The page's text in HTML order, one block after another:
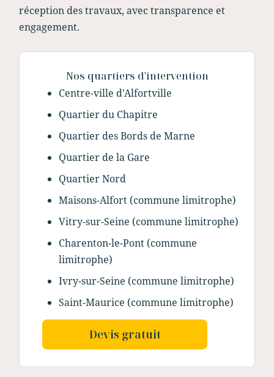
réception des travaux, avec transparence et
engagement.
Nos quartiers d'intervention
Centre-ville d'Alfortville
Quartier du Chapitre
Quartier des Bords de Marne
Quartier de la Gare
Quartier Nord
Maisons-Alfort (commune limitrophe)
Vitry-sur-Seine (commune limitrophe)
Charenton-le-Pont (commune
limitrophe)
Ivry-sur-Seine (commune limitrophe)
Saint-Maurice (commune limitrophe)
Devis gratuit